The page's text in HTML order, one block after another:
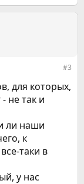
#3
для которых,
не так и
ли наши
к
таки в
у нас